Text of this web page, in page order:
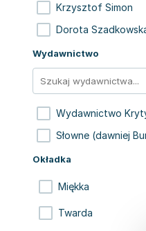
Krzysztof Simon
Dorota
Wydawnictwo
Wydawnictwo
Słowne (dawniej
Okładka
Miękka
Twarda